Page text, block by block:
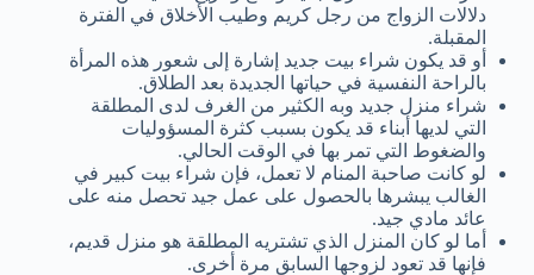
دلالات الزواج من رجل كريم وطيب الأخلاق في الفترة
المقبلة.
أو قد يكون شراء بيت جديد إشارة إلى شعور هذه المرأة
بالراحة النفسية في حياتها الجديدة بعد الطلاق.
شراء منزل جديد وبه الكثير من الغرف لدى المطلقة
التي لديها أبناء قد يكون بسبب كثرة المسؤوليات
والضغوط التي تمر بها في الوقت الحالي.
لو كانت صاحبة المنام لا تعمل، فإن شراء بيت كبير في
الغالب يبشرها بالحصول على عمل جيد تحصل منه على
عائد مادي جيد.
أما لو كان المنزل الذي تشتريه المطلقة هو منزل قديم،
فإنها قد تعود لزوجها السابق مرة أخرى.